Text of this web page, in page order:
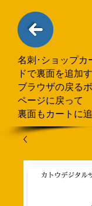
名刺･ショップカ
ドで裏面を追加
ブラウザの戻る
ページに戻って
裏面もカートに